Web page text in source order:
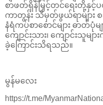
စာဖတ်ရှိန်မြှင့်တင်ရေးတို့နှင့်
ကာတွန်း သိမှတ်ဖွယ်ရာမျာ
နံရံကပ်စာစောင်များ ဓာတ်ပုံမ
ကျောင်းသား၊ ကျောင်းသူမ
ခဲ့‌ကြောင်းသိရသည်။
မွန်မလေး
https://t.me/